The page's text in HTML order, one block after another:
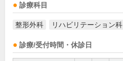
診療科目
整形外科 リハビリテーション科
診療/受付時間・休診日